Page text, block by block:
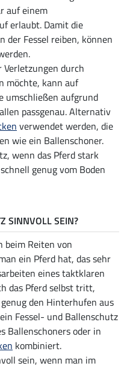
auf einem
erlaubt. Damit die
der Fessel reiben, können
Verletzungen durch
möchte, kann auf
umschließen aufgrund
passgenau. Alternativ
verwendet werden, die
wie ein Ballenschoner.
wenn das Pferd stark
genug vom Boden
SINNVOLL SEIN?
beim Reiten von
ein Pferd hat, das sehr
eines taktklaren
das Pferd selbst tritt,
den Hinterhufen aus
Fessel- und Ballenschutz
Ballenschoners oder in
kombiniert.
sein, wenn man im